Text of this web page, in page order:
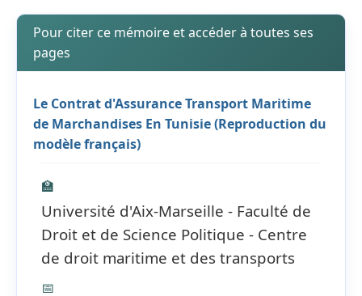
Pour citer ce mémoire et accéder à toutes ses
pages
Le Contrat d'Assurance Transport Maritime
de Marchandises En Tunisie (Reproduction du
modèle français)
🏫
Université d'Aix-Marseille - Faculté de
Droit et de Science Politique - Centre
de droit maritime et des transports
📅